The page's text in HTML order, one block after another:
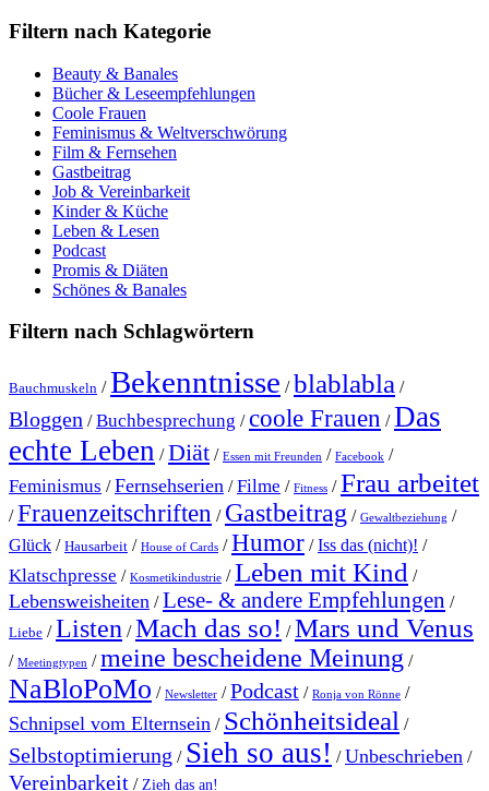
Filtern nach Kategorie
Beauty & Banales
Bücher & Leseempfehlungen
Coole Frauen
Feminismus & Weltverschwörung
Film & Fernsehen
Gastbeitrag
Job & Vereinbarkeit
Kinder & Küche
Leben & Lesen
Podcast
Promis & Diäten
Schönes & Banales
Filtern nach Schlagwörtern
Bauchmuskeln /Bekenntnisse /blablabla /
Bloggen /Buchbesprechung /coole Frauen /Das
echte Leben /Diät / Essen mit Freunden / Facebook /
Feminismus /Fernsehserien /Filme / Fitness /Frau arbeitet
/Frauenzeitschriften / Gastbeitrag / Gewaltbeziehung /
Glück / Hausarbeit / House of Cards /Humor /Iss das (nicht)! /
Klatschpresse / Kosmetikindustrie /Leben mit Kind /
Lebensweisheiten /Lese- & andere Empfehlungen /
Liebe /Listen /Mach das so! /Mars und Venus
/ Meetingtypen /meine bescheidene Meinung /
NaBloPoMo / Newsletter /Podcast / Ronja von Rönne /
Schnipsel vom Elternsein / Schönheitsideal /
Selbstoptimierung / Sieh so aus! /Unbeschrieben /
Vereinbarkeit / Zieh das an!